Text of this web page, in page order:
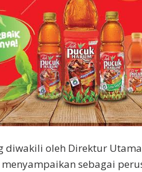
diwakili oleh Direktur
menyampaikan sebagai